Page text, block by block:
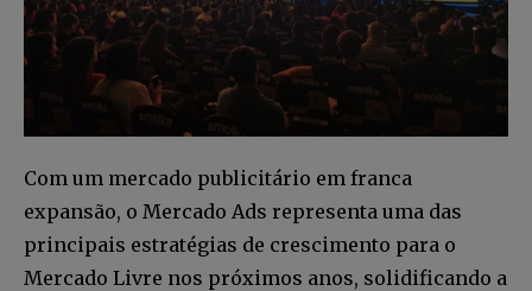
12,345
Fãs
5,678
Seguidores
12,345
Seguidores
Com um mercado publicitário em franca
expansão, o Mercado Ads representa uma das
principais estratégias de crescimento para o
Mercado Livre nos próximos anos, solidificando a